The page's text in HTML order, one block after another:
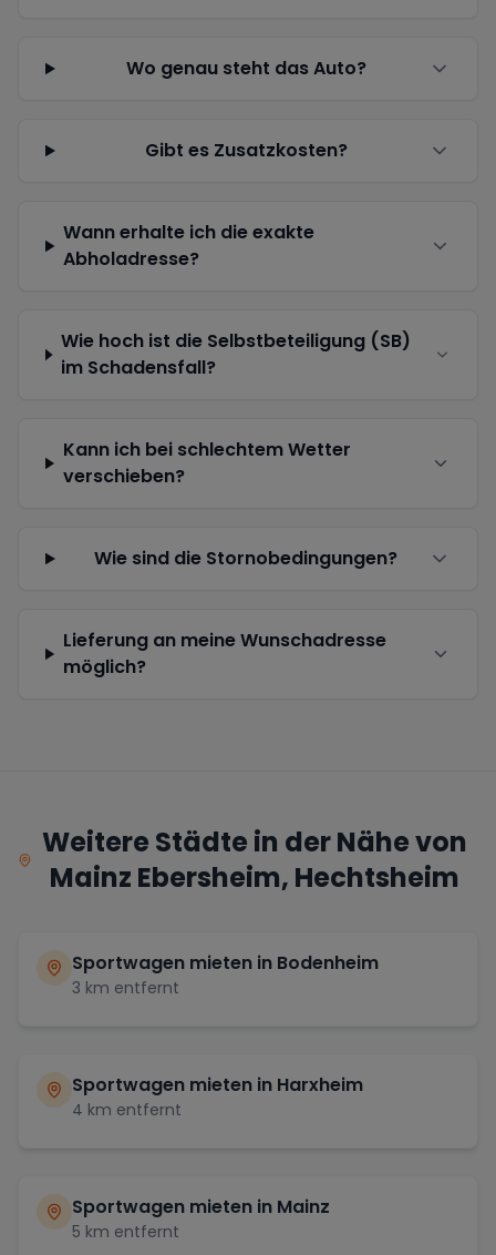
Wo genau steht das Auto?
Gibt es Zusatzkosten?
Wann erhalte ich die exakte
Abholadresse?
Wie hoch ist die Selbstbeteiligung (SB)
im Schadensfall?
Kann ich bei schlechtem Wetter
verschieben?
Wie sind die Stornobedingungen?
Lieferung an meine Wunschadresse
möglich?
Weitere Städte in der Nähe von
Mainz Ebersheim, Hechtsheim
Sportwagen mieten in Bodenheim
3 km entfernt
Sportwagen mieten in Harxheim
4 km entfernt
Sportwagen mieten in Mainz
5 km entfernt